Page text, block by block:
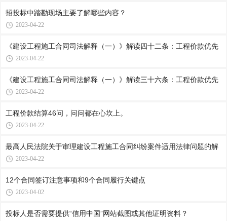
招投标中踏勘现场主要了解哪些内容？
2023-04-22
《建设工程施工合同司法解释（一）》解读四十二条：工程价款优先
2023-04-22
《建设工程施工合同司法解释（一）》解读三十六条：工程价款优先
2023-04-22
工程价款结算46问，问问都在心坎上。
2023-04-22
最高人民法院关于审理建设工程施工合同纠纷案件适用法律问题的解
2023-04-22
12个合同签订注意事项和9个合同履行关键点
2023-04-02
投标人是否需要提供“信用中国”网站截图或其他证明资料？